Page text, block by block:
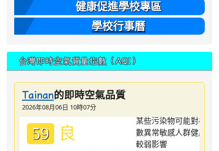
健康促進學校專區
學校行事曆
台灣即時空氣質量指數（AQI）
Tainan的即時空氣品質
2026年08月06日 10時07分
59 良